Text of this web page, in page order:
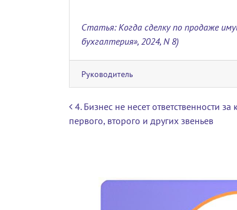
Статья: Когда сделку по продаже
бухгалтерия», 2024, N 8)
Руководитель
Навигация по записям
4. Бизнес не несет ответственности за
первого, второго и других звеньев